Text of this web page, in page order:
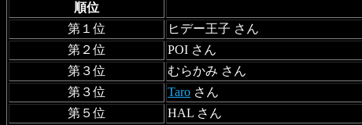
順位
第１位
ヒデー王子 さん
第２位
POI さん
第３位
むらかみ さん
第３位
Taro さん
第５位
HAL さん